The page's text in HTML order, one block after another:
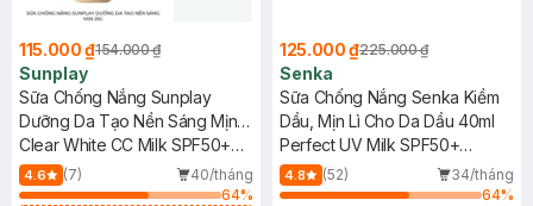
115.000 ₫154.000 ₫
Sunplay
Sữa Chống Nắng Sunplay
Dưỡng Da Tạo Nền Sáng Mịn
25g
Clear White CC Milk SPF50+
PA++++
4.6 (7)
40/tháng
64%
125.000 ₫225.000 ₫
Senka
Sữa Chống Nắng Senka Kiềm
Dầu, Mịn Lì Cho Da Dầu 40ml
Perfect UV Milk SPF50+
PA++++
4.8 (52)
34/tháng
64%